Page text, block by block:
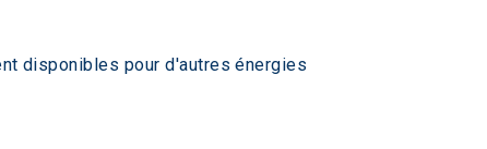
disponibles pour d'autres énergies